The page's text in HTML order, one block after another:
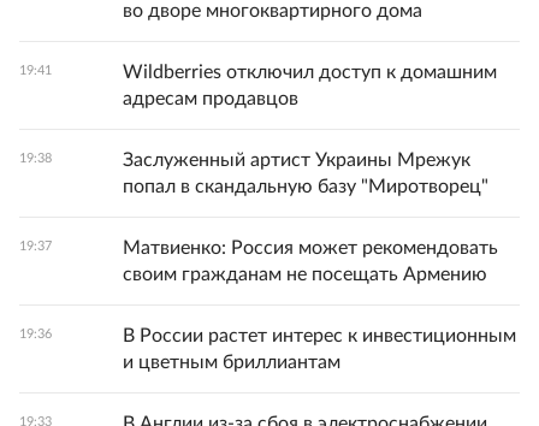
во дворе многоквартирного дома
19:41
Wildberries отключил доступ к домашним
адресам продавцов
19:38
Заслуженный артист Украины Мрежук
попал в скандальную базу "Миротворец"
19:37
Матвиенко: Россия может рекомендовать
своим гражданам не посещать Армению
19:36
В России растет интерес к инвестиционным
и цветным бриллиантам
19:33